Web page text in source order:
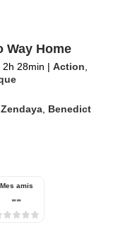
Way Home
2h 28min | Action
,Zendaya Benedict
Mes amis
--